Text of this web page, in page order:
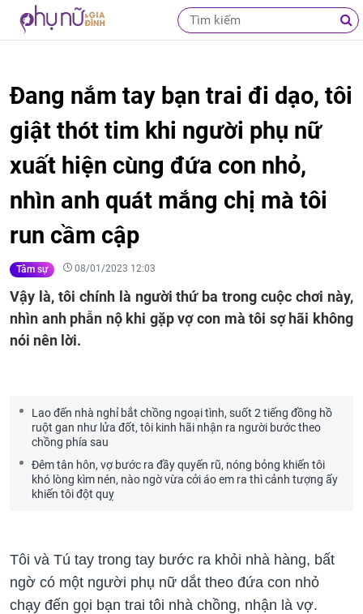
Đang nắm tay bạn trai đi dạo, tôi
giật thót tim khi người phụ nữ
xuất hiện cùng đứa con nhỏ,
nhìn anh quát mắng chị mà tôi
run cầm cập
Tâm sự 08/01/2023 12:03
Vậy là, tôi chính là người thứ ba trong cuộc chơi này,
nhìn anh phẫn nộ khi gặp vợ con mà tôi sợ hãi không
nói nên lời.
Lao đến nhà nghỉ bắt chồng ngoại tình, suốt 2 tiếng đồng hồ
ruột gan như lửa đốt, tôi kinh hãi nhận ra người bước theo
chồng phía sau
Đêm tân hôn, vợ bước ra đầy quyến rũ, nóng bỏng khiến tôi
khó lòng kìm nén, nào ngờ vừa cởi áo em ra thì cảnh tượng ấy
khiến tôi đột quỵ
Tôi và Tú tay trong tay bước ra khỏi nhà hàng, bất
ngờ có một người phụ nữ dắt theo đứa con nhỏ
chạy đến gọi bạn trai tôi nhà chồng, nhận là vợ.